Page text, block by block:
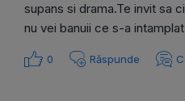
supans si drama.Te invit sa
nu vei banuii ce s-a
0 Răspunde